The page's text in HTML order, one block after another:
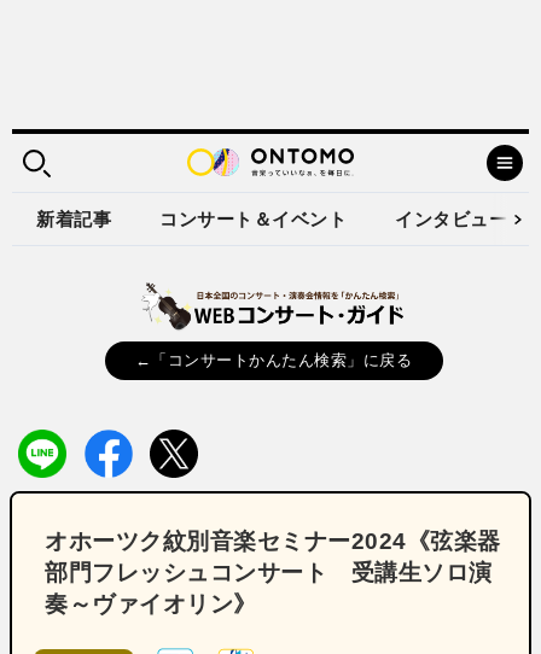
新着記事 コンサート＆イベント インタビュー
←「コンサートかんたん検索」に戻る
オホーツク紋別音楽セミナー2024《弦楽器
部門フレッシュコンサート 受講生ソロ演
奏～ヴァイオリン》